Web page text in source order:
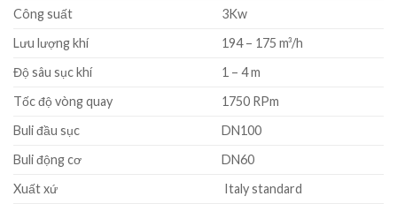
Công suất
3Kw
Lưu lượng khí
194 – 175 m³/h
Độ sâu sục khí
1 – 4 m
Tốc độ vòng quay
1750 RPm
Buli đầu sục
DN100
Buli động cơ
DN60
Xuất xứ
Italy standard